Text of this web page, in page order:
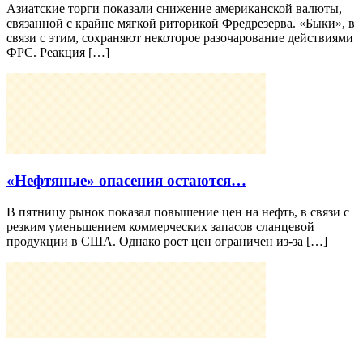
Азиатские торги показали снижение американской валюты,
связанной с крайне мягкой риторикой Фредрезерва. «Быки», в
связи с этим, сохраняют некоторое разочарование действиями
ФРС. Реакция […]
«Нефтяные» опасения остаются…
В пятницу рынок показал повышение цен на нефть, в связи с
резким уменьшением коммерческих запасов сланцевой
продукции в США. Однако рост цен ограничен из-за […]